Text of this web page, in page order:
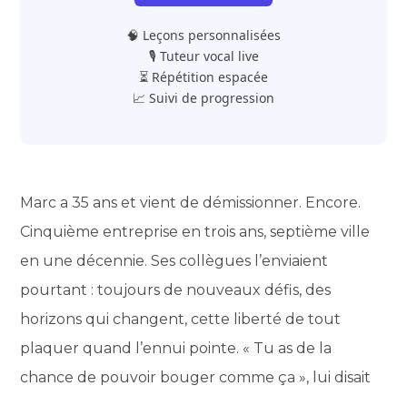
🧠 Leçons personnalisées
🎙️ Tuteur vocal live
⏳ Répétition espacée
📈 Suivi de progression
Marc a 35 ans et vient de démissionner. Encore.
Cinquième entreprise en trois ans, septième ville
en une décennie. Ses collègues l’enviaient
pourtant : toujours de nouveaux défis, des
horizons qui changent, cette liberté de tout
plaquer quand l’ennui pointe. « Tu as de la
chance de pouvoir bouger comme ça », lui disait